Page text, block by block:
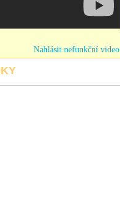
Nahlásit nefunkční video